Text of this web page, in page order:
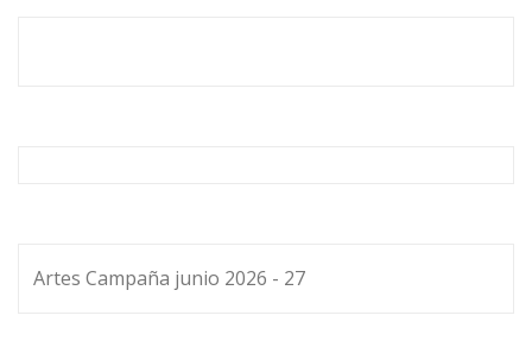
Artes Campaña junio 2026 - 27